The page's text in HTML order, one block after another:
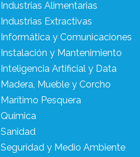
Industrias Alimentarias
Industrias Extractivas
Informática y Comunicaciones
Instalación y Mantenimiento
Inteligencia Artificial y Data
Madera, Mueble y Corcho
Marítimo Pesquera
Química
Sanidad
Seguridad y Medio Ambiente